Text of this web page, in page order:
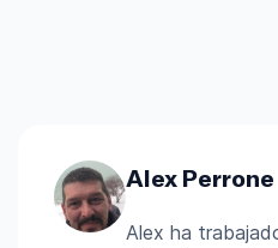
Alex Perrone
Alex ha